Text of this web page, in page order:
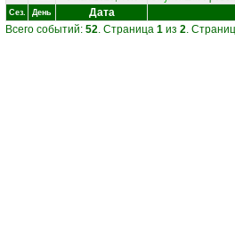
Сез. День
Дата
Всего событий: 52. Страница 1 из 2.